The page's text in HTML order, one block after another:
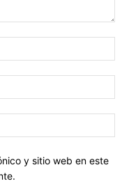
y sitio web en este